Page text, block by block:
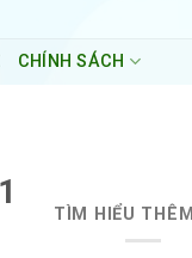
CHÍNH SÁCH
TÌM HIỂU THÊM